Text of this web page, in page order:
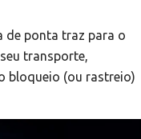
de ponta traz para o
transporte,
bloqueio (ou rastreio)